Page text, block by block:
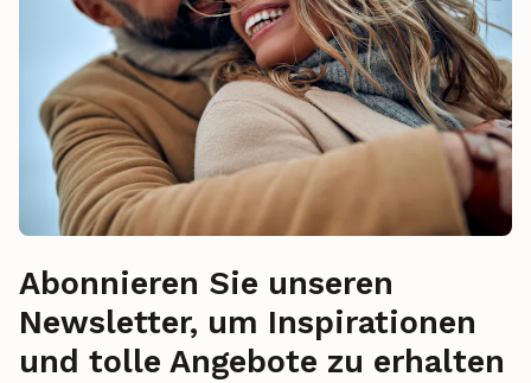
Abonnieren Sie unseren
Newsletter, um Inspirationen
und tolle Angebote zu erhalten